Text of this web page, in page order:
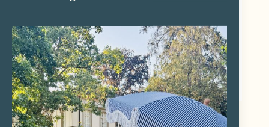
Babydecke „Flowery Fox“ aus Baumwolle – 80×100 cm